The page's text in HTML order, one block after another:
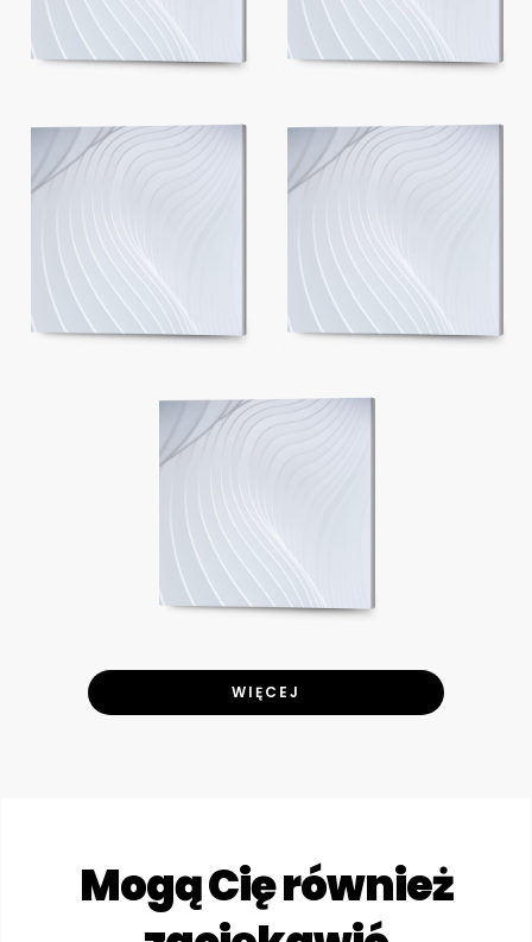
WIĘCEJ
Mogą Cię również